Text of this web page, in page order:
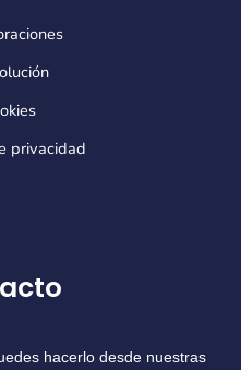
privacidad
hacerlo desde nuestras